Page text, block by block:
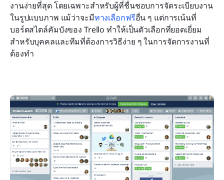
งานง่ายที่สุด โดยเฉพาะสำหรับผู้ที่ชื่นชอบการจัดระเบียบงาน
ในรูปแบบภาพ แม้ว่าจะมีทางเลือกฟรีอื่น ๆ แต่การเน้นที่
บอร์ดสไตล์คัมบังของ Trello ทำให้เป็นตัวเลือกที่ยอดเยี่ยม
สำหรับบุคคลและทีมที่ต้องการวิธีง่าย ๆ ในการจัดการงานที่
ต้องทำ